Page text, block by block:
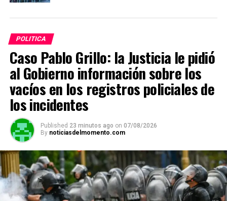
POLITICA
Caso Pablo Grillo: la Justicia le pidió
al Gobierno información sobre los
vacíos en los registros policiales de
los incidentes
Published 23 minutos ago on 07/08/2026
By noticiasdelmomento.com